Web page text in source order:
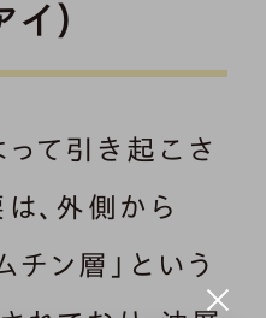
）
て引き起こさ
は、外側から
チン層」という